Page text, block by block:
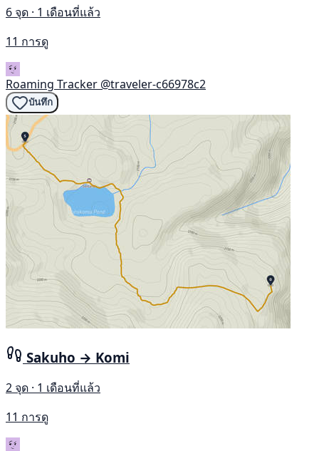
6 จุด · 1 เดือนที่แล้ว
11 การดู
Roaming Tracker @traveler-c66978c2
บันทึก
Sakuho → Komi
2 จุด · 1 เดือนที่แล้ว
11 การดู